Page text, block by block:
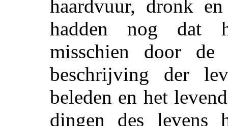
haardvuur, dronk
hadden nog dat
misschien door
beschrijving der
beleden en het
dingen des levens